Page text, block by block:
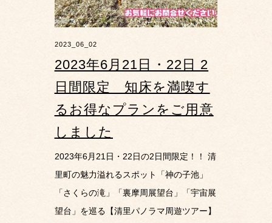
2023_06_02
2023年6月21日・22日 2
日間限定 知床を満喫す
るお得なプランをご用意
しました
2023年6月21日・22日の2日間限定！！ 清
里町の魅力溢れるスポット「神の子池」
「さくらの滝」「裏摩周展望台」「宇宙展
望台」を巡る【清里パノラマ周遊ツアー】